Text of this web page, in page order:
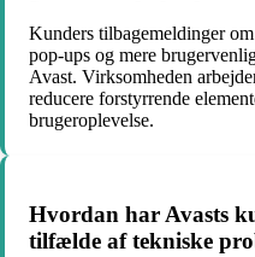
Kunders tilbagemeldinger
pop-ups og mere
Avast. Virksomheden
reducere forstyrrende
brugeroplevelse.
Hvordan har Avasts
tilfælde af tekniske